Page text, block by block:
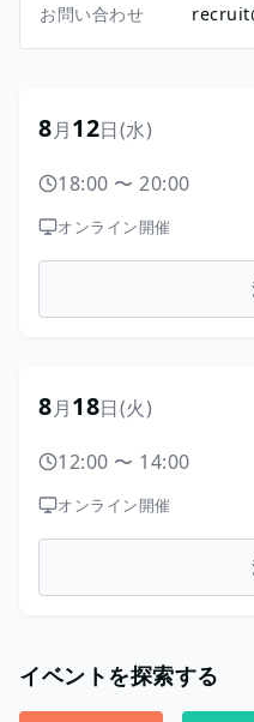
お問い合わせ
イベントを探索する
8月12日(水)
18:00 〜 20:00
オンライン開催
8月18日(火)
12:00 〜 14:00
オンライン開催